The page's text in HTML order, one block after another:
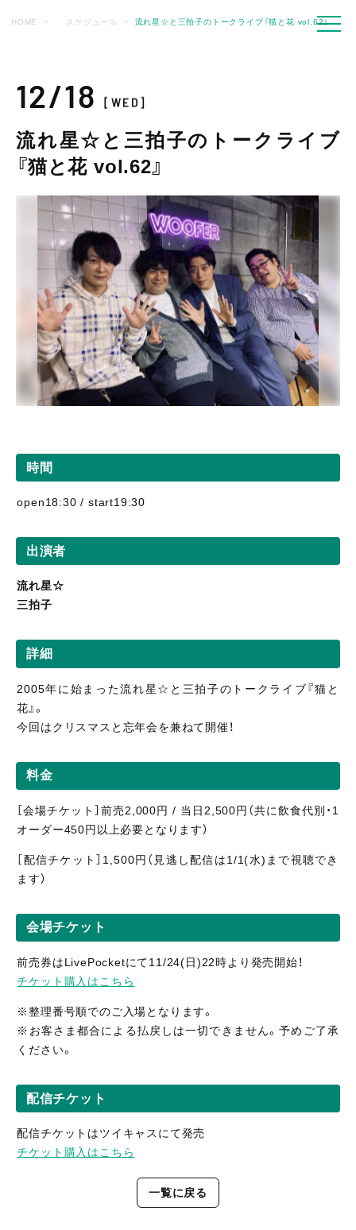
HOME スケジュール 流れ星☆と三拍子のトークライブ『猫と花 vol.62』
12/18[WED]
流れ星☆と三拍子のトークライブ
『猫と花 vol.62』
時間
open18:30 / start19:30
出演者
流れ星☆
三拍子
詳細
2005年に始まった流れ星☆と三拍子のトークライブ『猫と
花』。
今回はクリスマスと忘年会を兼ねて開催！
料金
［会場チケット］前売2,000円 / 当日2,500円（共に飲食代別・1
オーダー450円以上必要となります）
［配信チケット］1,500円（見逃し配信は1/1(水)まで視聴でき
ます）
会場チケット
前売券はLivePocketにて11/24(日)22時より発売開始！
チケット購入はこちら
※整理番号順でのご入場となります。
※お客さま都合による払戻しは一切できません。予めご了承
ください。
配信チケット
配信チケットはツイキャスにて発売
チケット購入はこちら
一覧に戻る